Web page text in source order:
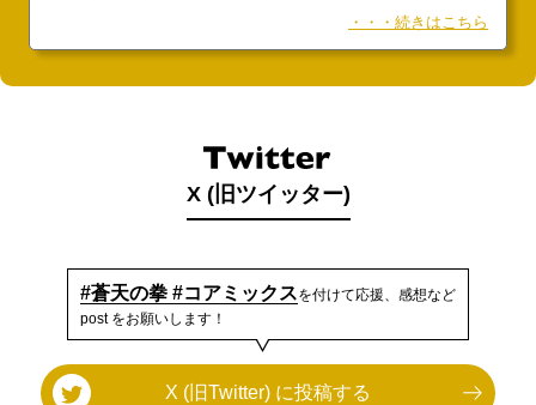
始!! マンガほっとにて豪華7大企画を開催!!北斗の拳40周年を記
念し、コアミックス公式マンガアプリ「マンガほっと」にて8
月31日より、
・・・続きはこちら
X (旧ツイッター)
#蒼天の拳 #コアミックスを付けて応援、感想など
post をお願いします！
X (旧Twitter) に投稿する